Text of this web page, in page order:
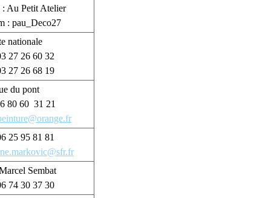
: Au Petit Atelier
: pau_Deco27
nationale
27 26 60 32
27 26 68 19
du pont
80 60 31 21
25 95 81 81
Sembat
74 30 37 30